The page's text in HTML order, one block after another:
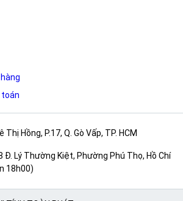
toán
Thị Hồng, P.17, Q. Gò Vấp, TP. HCM
Đ. Lý Thường Kiệt, Phường Phú Thọ, Hồ Chí
18h00)